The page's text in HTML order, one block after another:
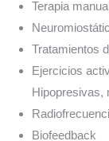
Terapia
Tratamientos
Ejercicios
Hipopresivas,
Biofeedback